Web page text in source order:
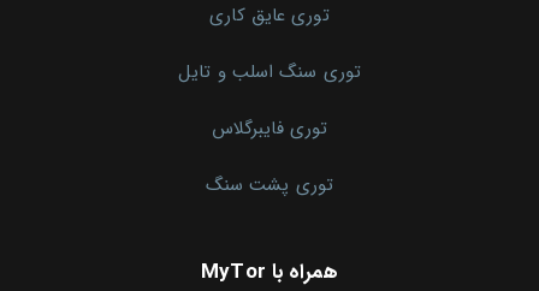
توری عایق کاری
توری سنگ اسلب و تایل
توری فایبرگلاس
توری پشت سنگ
همراه با MyTor